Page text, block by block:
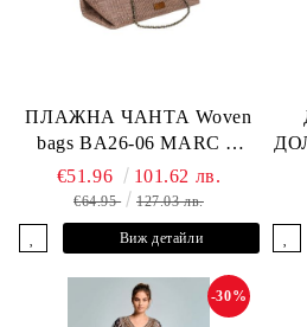
ПЛАЖНА ЧАНТА Woven
bags BA26-06 MARC &
ANDRE
€51.96 101.62 лв.
€64.95 127.03 лв.
Виж детайли
-30%